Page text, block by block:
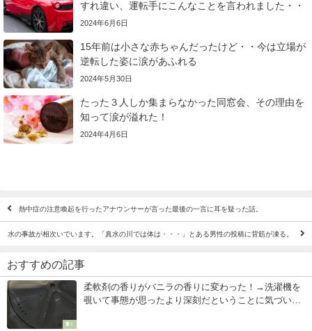
すれ違い、運転手にこんなことを言われました・・
2024年6月6日
15年前は小さな赤ちゃんだったけど・・今は立場が
逆転した姿に涙があふれる
2024年5月30日
たった３人しか集まらなかった同窓会、その理由を
知って涙が溢れた！
2024年4月6日
熱中症の注意喚起を行ったアナウンサーが言った最後の一言に耳を疑った話。
水の事故が相次いでいます。「真水の川では体は・・・」とある男性の投稿に背筋が凍る。
おすすめの記事
驚く
柔軟剤の香りがバニラの香りに変わった！→洗濯機を
覗いて事態が思ったより深刻だということに気づい